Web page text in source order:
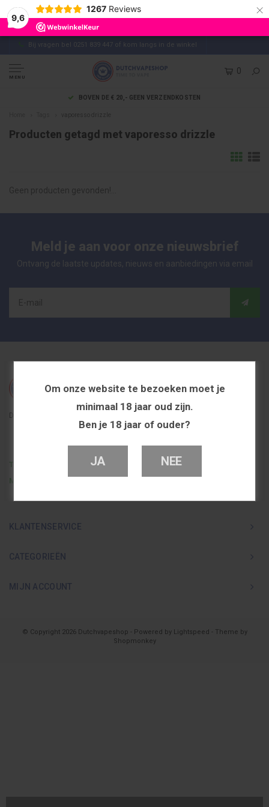
Om onze website te bezoeken moet je
minimaal 18 jaar oud zijn.
Ben je 18 jaar of ouder?
JA NEE
9,6
1267 Reviews ×
Bij vragen bel 0251 839 447 of kom langs in de winkel
MENU
0
BOVEN DE € 20,- GEEN VERZENDKOSTEN
vaporesso drizzle
Producten getagd met vaporesso drizzle
Geen producten gevonden!...
Meld je aan voor onze nieuwsbrief
Ontvang de laatste updates, nieuws en aanbiedingen via email
De beste en voordeligste vapeshop in Nederland
Telefoon
0251 839 447
KLANTENSERVICE
CATEGORIEËN
MIJN ACCOUNT
© Copyright 2026 Dutchvapeshop - Powered by Lightspeed - Theme by
Shopmonkey